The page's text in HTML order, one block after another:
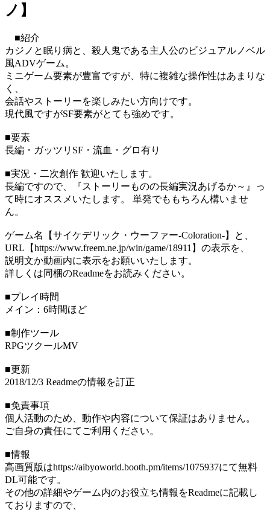
ノ】
■紹介
カジノと眠り病と、殺人鬼である主人公のビジュアルノベル
風ADVゲーム。
ミニゲーム要素が豊富ですが、特に複雑な操作性はあまりな
く、
会話やストーリーを楽しみたい方向けです。
現代風ですがSF要素がとても強めです。
■要素
長編・ガッツリSF・流血・グロ有り
■実況・二次創作 歓迎いたします。
長編ですので、『ストーリーものの長編実況あげるか～』っ
て時にオススメいたします。 単発でももちろん構いませ
ん。
ゲーム名【サイケデリック・ウーファー-Coloration-】と、
URL【https://www.freem.ne.jp/win/game/18911】の表示を、
説明文か動画内に表示をお願いいたします。
詳しくは同梱のReadmeをお読みください。
■プレイ時間
メイン：6時間ほど
■制作ツール
RPGツクールMV
■更新
2018/12/3 Readmeの情報を訂正
■免責事項
個人活動のため、動作や内容について保証はありません。
ご自身の責任にてご利用ください。
■情報
高画質版はhttps://aibyoworld.booth.pm/items/1075937にて無料
DL可能です。
その他の詳細やゲーム内のお役立ち情報をReadmeに記載し
ておりますので、